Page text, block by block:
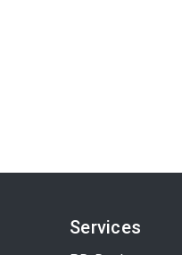
Services